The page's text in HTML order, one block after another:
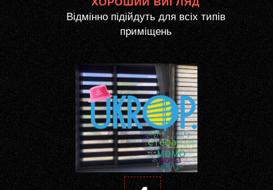
Відмінно підійдуть для всіх типів
приміщень